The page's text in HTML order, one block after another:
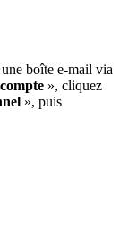
boîte e-mail via
», cliquez
», puis